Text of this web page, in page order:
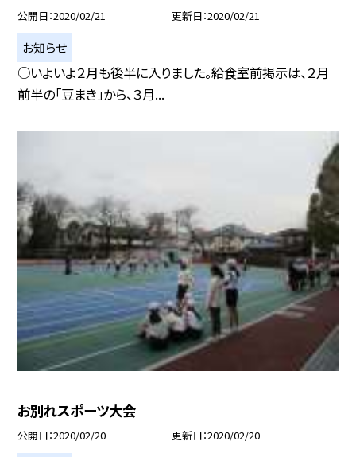
公開日 2020/02/21 更新日 2020/02/21
お知らせ
○いよいよ２月も後半に入りました。給食室前掲示は、２月
前半の「豆まき」から、３月...
お別れスポーツ大会
公開日 2020/02/20 更新日 2020/02/20